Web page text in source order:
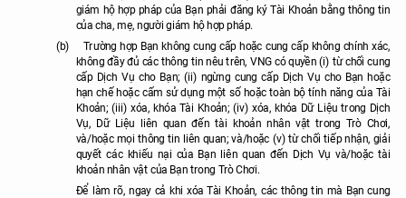
giám hộ hợp pháp của Bạn phải đăng ký Tài Khoản bằng thông tin
của cha, mẹ, người giám hộ hợp pháp.
(b)
Trường hợp Bạn không cung cấp hoặc cung cấp không chính xác,
không đầy đủ các thông tin nêu trên, VNG có quyền (i) từ chối cung
cấp Dịch Vụ cho Bạn; (ii) ngừng cung cấp Dịch Vụ cho Bạn hoặc
hạn chế hoặc cấm sử dụng một số hoặc toàn bộ tính năng của Tài
Khoản; (iii) xóa, khóa Tài Khoản; (iv) xóa, khóa Dữ Liệu trong Dịch
Vụ, Dữ Liệu liên quan đến tài khoản nhân vật trong Trò Chơi,
và/hoặc mọi thông tin liên quan; và/hoặc (v) từ chối tiếp nhận, giải
quyết các khiếu nại của Bạn liên quan đến Dịch Vụ và/hoặc tài
khoản nhân vật của Bạn trong Trò Chơi.
Để làm rõ, ngay cả khi xóa Tài Khoản, các thông tin mà Bạn cung